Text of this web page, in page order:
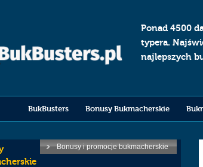
Ponad 4500
typera.
najlepszych
BukBusters Bonusy Bukmacherskie
Bonusy i promocje bukmacherskie